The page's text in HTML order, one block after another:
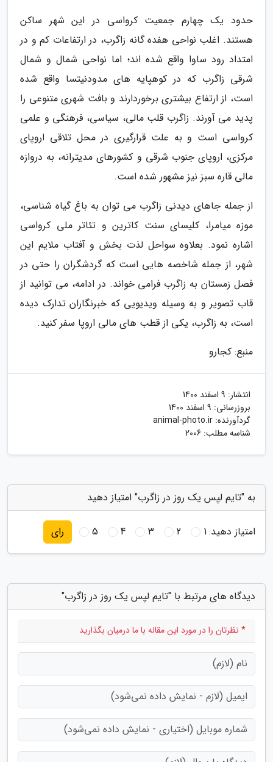
حدود یک چهارم جمعیت کرواسی در این شهر ساکن
هستند. اغلب نواحی هفده گانه زاگرب، در ارتفاعات کم و در
امتداد رود ساوا واقع شده اند؛ اما نواحی شمال و شمال
شرقی زاگرب که در کوهپایه های مدودنیتسا واقع شده
است، از ارتفاع بیشتری برخوردارند و بافت شهری متنوعی را
پدید می آورند. زاگرب قلب مالی، سیاسی، فرهنگی و علمی
کرواسی است و به علت قرارگیری در محل تلاقی اروپای
مرکزی، اروپای جنوب شرقی و کشورهای مدیترانه، به دروازه
مالی قاره سبز نیز مشهور شده است.
از جمله جاهای دیدنی زاگرب می توان به باغ گیاه شناسی،
موزه میامرا، کلیسای سنت کاترین و تئاتر ملی کرواسی
اشاره نمود. بعلاوه سواحل لذت بخش و آفتاب ملایم این
شهر، از جمله شاخصه هایی است که گردشگران را حتی در
فصل زمستان به زاگرب فرامی خواند. در ادامه، می توانید از
قاب تصویر و به وسیله ویدیویی که خبرنگاران تدارک دیده
است، به زاگرب، یکی از قطب های مالی اروپا سفر کنید.
منبع: کجارو
انتشار: 9 اسفند 1400
بروزرسانی: 9 اسفند 1400
گردآورنده: animal-photo.ir
شناسه مطلب: 2006
به "تایم لپس یک روز در زاگرب" امتیاز دهید
امتیاز دهید:1
2
3
4
5 رای
دیدگاه های مرتبط با "تایم لپس یک روز در زاگرب"
* نظرتان را در مورد این مقاله با ما درمیان بگذارید